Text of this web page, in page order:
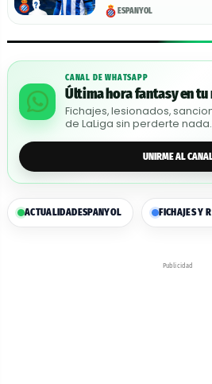
ESPANYOL
CANAL DE WHATSAPP
Última hora fantasy en
Fichajes, lesionados,
de LaLiga sin perderte nada.
UNIRME AL
ACTUALIDAD ESPANYOL FICHAJES Y
Publicidad